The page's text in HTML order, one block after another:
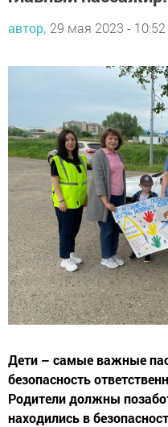
автор, 29 мая 2023 - 10:52
Дети – самые важные
безопасность
Родители должны
находились в